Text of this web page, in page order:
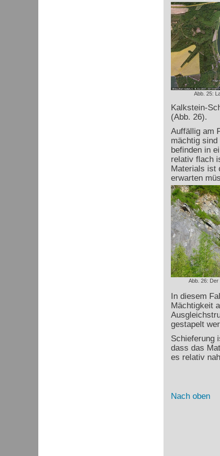
Abb. 25:
Kalkstein-
(Abb. 26).
Auffällig am
mächtig
befinden in
relativ flach
Materials ist
erwarten
Abb. 26:
In diesem
Mächtigkeit
gestapelt
Schieferung
dass das
es relativ
Nach oben